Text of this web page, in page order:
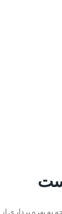
بهره برداری